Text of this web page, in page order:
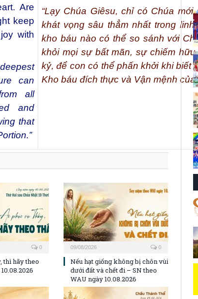
Are
keep
with
can
all
and
that
“Lạy Chúa Giêsu, chỉ có Chúa
khát vọng sâu thẳm nhất trong
kho báu nào có thể so sánh với
khỏi mọi sự bất mãn, sự chiếm
kỷ, để con có thể phấn khởi khi biết
Kho báu đích thực và Vận mệnh của
0
thì hãy theo
09/08/2026 0
Nếu hạt giống không bị chôn vùi
dưới đất và chết đi – SN theo
WAU ngày 10.08.2026